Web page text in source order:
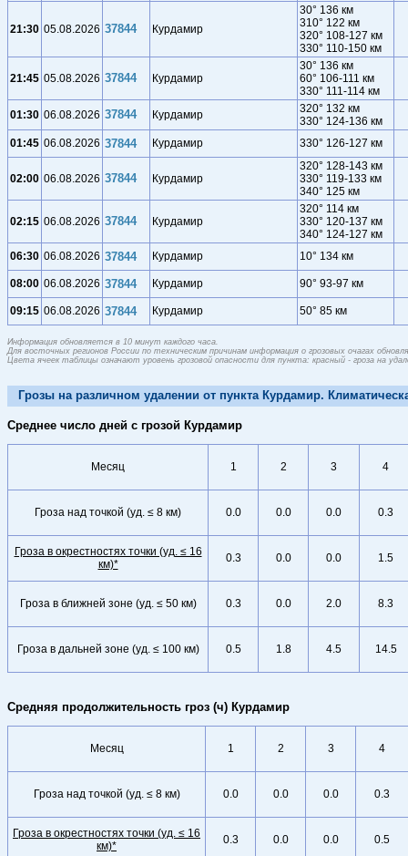
21:30 05.08.2026 37844 Курдамир
30° 136 км
310° 122 км
320° 108-127 км
330° 110-150 км
21:45 05.08.2026 37844 Курдамир
30° 136 км
60° 106-111 км
330° 111-114 км
01:30 06.08.2026 37844 Курдамир
320° 132 км
330° 124-136 км
01:45 06.08.2026 37844 Курдамир 330° 126-127 км
02:00 06.08.2026 37844 Курдамир
320° 128-143 км
330° 119-133 км
340° 125 км
02:15 06.08.2026 37844 Курдамир
320° 114 км
330° 120-137 км
340° 124-127 км
06:30 06.08.2026 37844 Курдамир 10° 134 км
08:00 06.08.2026 37844 Курдамир 90° 93-97 км
09:15 06.08.2026 37844 Курдамир 50° 85 км
Информация обновляется в 10 минут каждого часа.
Для восточных регионов России по техническим причинам информация о грозовых очагах
Цвета ячеек таблицы означают уровень грозовой опасности для пункта: красный - гроза на
Грозы на различном удалении от пункта Курдамир.
Среднее число дней с грозой Курдамир
Месяц 1 2 3 4
Гроза над точкой (уд. ≤ 8 км) 0.0 0.0 0.0 0.3
Гроза в окрестностях точки (уд. ≤ 16
км)*
0.3 0.0 0.0 1.5
Гроза в ближней зоне (уд. ≤ 50 км) 0.3 0.0 2.0 8.3
Гроза в дальней зоне (уд. ≤ 100 км) 0.5 1.8 4.5 14.5
Средняя продолжительность гроз (ч) Курдамир
Месяц 1 2 3 4
Гроза над точкой (уд. ≤ 8 км) 0.0 0.0 0.0 0.3
Гроза в окрестностях точки (уд. ≤ 16
км)*
0.3 0.0 0.0 0.5